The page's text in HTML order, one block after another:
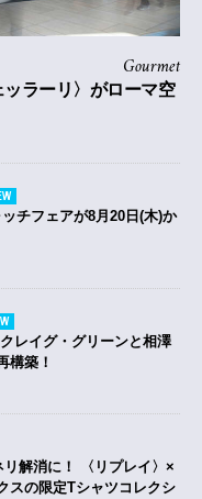
Gourmet
ラーリ〉がローマ空
チフェアが8月20日(木)か
レイグ・グリーンと相澤
構築！
解消に！ 〈リプレイ〉×
スの限定Tシャツコレクシ